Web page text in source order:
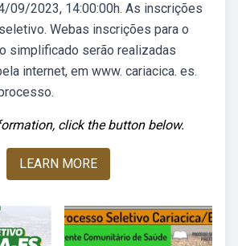
09/2023, 14:00:00h. As inscrições
Webas inscrições para o
simplificado serão realizadas
internet, em www. cariacica. es.
click the button below.
LEARN MORE